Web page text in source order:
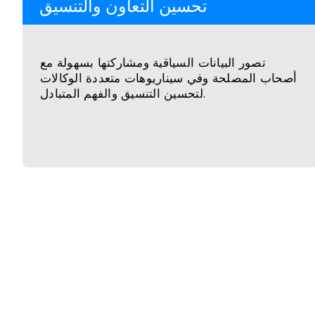
تحسين التعاون والتنسيق
تصور البيانات السياقية ومشاركتها بسهولة مع
أصحاب المصلحة وفي سيناريوهات متعددة الوكالات
لتحسين التنسيق والفهم المتبادل.